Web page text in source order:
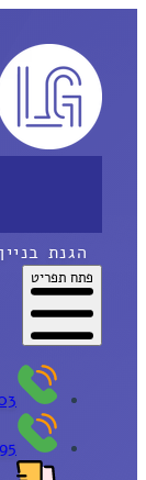
הגנת
פתח תפריט